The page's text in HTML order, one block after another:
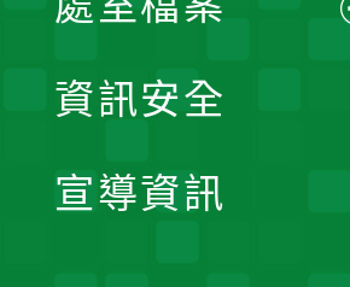
資訊安全
宣導資訊